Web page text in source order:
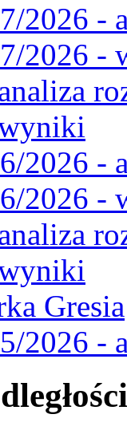
2026 -
2026 -
2026 -
2026 -
Gresia
2026 -